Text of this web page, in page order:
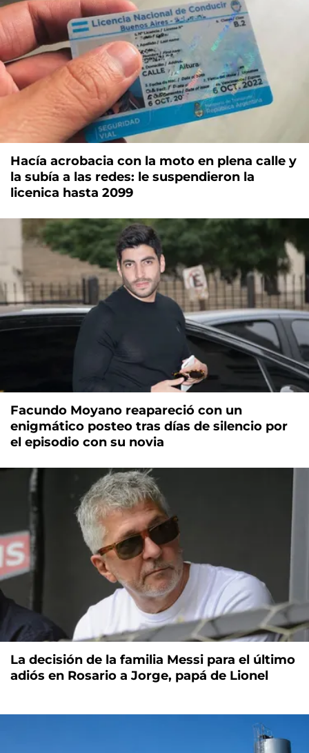
Hacía acrobacia con la moto en plena calle y
la subía a las redes: le suspendieron la
licenica hasta 2099
Facundo Moyano reapareció con un
enigmático posteo tras días de silencio por
el episodio con su novia
La decisión de la familia Messi para el último
adiós en Rosario a Jorge, papá de Lionel